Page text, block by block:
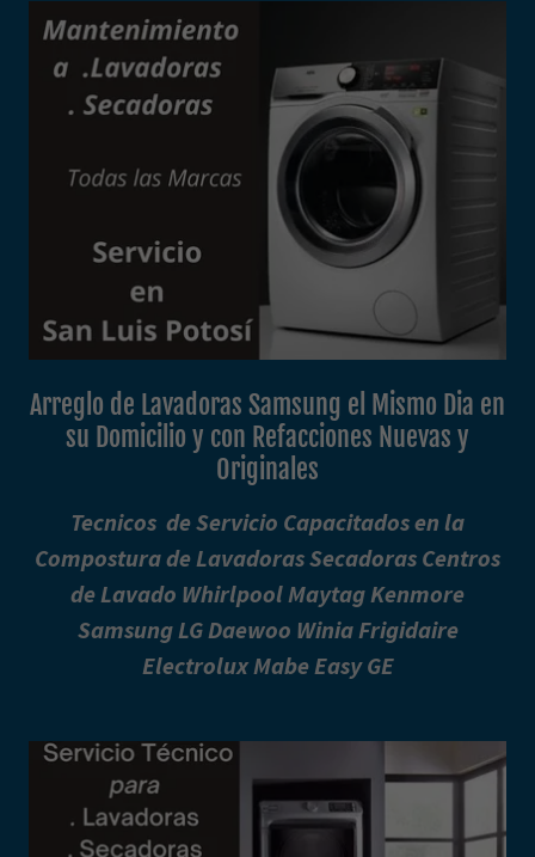
Arreglo de Lavadoras Samsung el Mismo Dia en
su Domicilio y con Refacciones Nuevas y
Originales
Tecnicos de Servicio Capacitados en la
Compostura de Lavadoras Secadoras Centros
de Lavado Whirlpool Maytag Kenmore
Samsung LG Daewoo Winia Frigidaire
Electrolux Mabe Easy GE